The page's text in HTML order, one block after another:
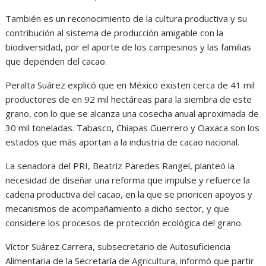
También es un reconocimiento de la cultura productiva y su
contribución al sistema de producción amigable con la
biodiversidad, por el aporte de los campesinos y las familias
que dependen del cacao.
Peralta Suárez explicó que en México existen cerca de 41 mil
productores de en 92 mil hectáreas para la siembra de este
grano, con lo que se alcanza una cosecha anual aproximada de
30 mil toneladas. Tabasco, Chiapas Guerrero y Oaxaca son los
estados que más aportan a la industria de cacao nacional.
La senadora del PRI, Beatriz Paredes Rangel, planteó la
necesidad de diseñar una reforma que impulse y refuerce la
cadena productiva del cacao, en la que se prioricen apoyos y
mecanismos de acompañamiento a dicho sector, y que
considere los procesos de protección ecológica del grano.
Víctor Suárez Carrera, subsecretario de Autosuficiencia
Alimentaria de la Secretaría de Agricultura, informó que partir